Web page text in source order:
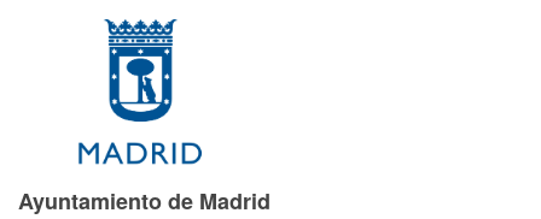
Ayuntamiento de Madrid